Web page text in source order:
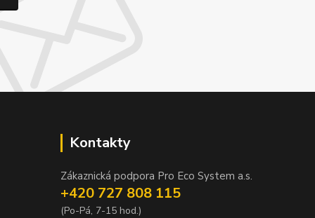
Kontakty
Zákaznická podpora Pro Eco System a.s.
+420 727 808 115
(Po-Pá, 7-15 hod.)